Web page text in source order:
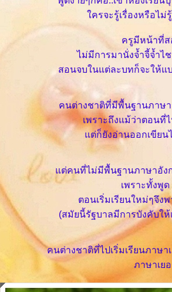
ครจะรู้เรื่องหรือไม่รู้
ครูมีหน้าที่ส
ไม่มีการมานั่งจ้ำจี้จ้ำไ
สอนจบในแต่ละบทก็จะให้
คนต่างชาติที่มีพื้นฐานภาษ
เพราะถึงแม้ว่าตอนที่
ต่ก็ยังอ่านออกเขียน
ต่คนที่ไม่มีพื้นฐานภาษาอังก
เพราะทั้งพู
ตอนเริ่มเรียนใหม่ๆจึง
(สมัยนี้รัฐบาลมีการบังคับให้
คนต่างชาติที่ไปเริ่มเรียนภาษ
ภาษาเย